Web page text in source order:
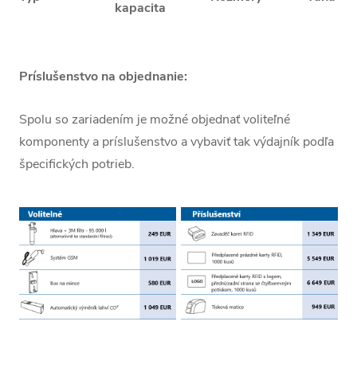
kapacita
AQUA CITY 2.0
280 l/h
Príslušenstvo na objednanie:
Spolu so zariadením je možné objednať voliteľné
komponenty a príslušenstvo a vybaviť tak výdajník podľa
špecifických potrieb.